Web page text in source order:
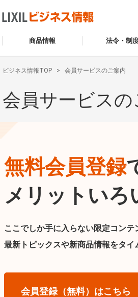
商品情報 法令・制
ビジネス情報TOP 会員サービスのご案内
会員サービスの
無料会員登録
メリットいろ
ここでしか手に入らない限定コンテ
最新トピックスや新商品情報をタイ
会員登録（無料）はこちら